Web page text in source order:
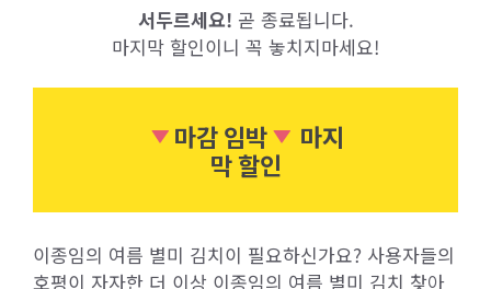
서두르세요! 곧 종료됩니다.
마지막 할인이니 꼭 놓치지마세요!
마감 임박
마지
막 할인
이종임의 여름 별미 김치이 필요하신가요? 사용자들의
호평이 자자한 더 이상 이종임의 여름 별미 김치 찾아